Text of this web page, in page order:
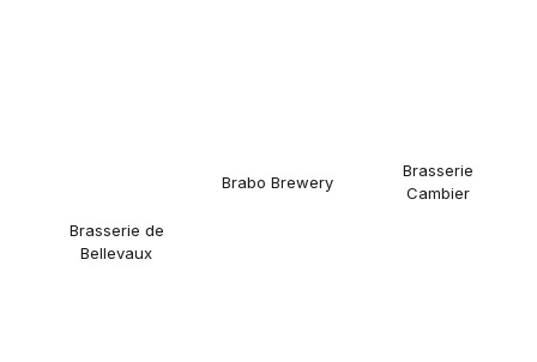
Brabo Brewery
Brasserie
Cambier
Brasserie de
Bellevaux